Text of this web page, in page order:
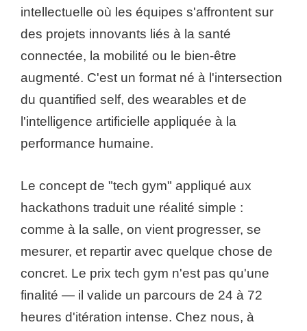
intellectuelle où les équipes s'affrontent sur
des projets innovants liés à la santé
connectée, la mobilité ou le bien-être
augmenté. C'est un format né à l'intersection
du quantified self, des wearables et de
l'intelligence artificielle appliquée à la
performance humaine.
Le concept de "tech gym" appliqué aux
hackathons traduit une réalité simple :
comme à la salle, on vient progresser, se
mesurer, et repartir avec quelque chose de
concret. Le prix tech gym n'est pas qu'une
finalité — il valide un parcours de 24 à 72
heures d'itération intense. Chez nous, à